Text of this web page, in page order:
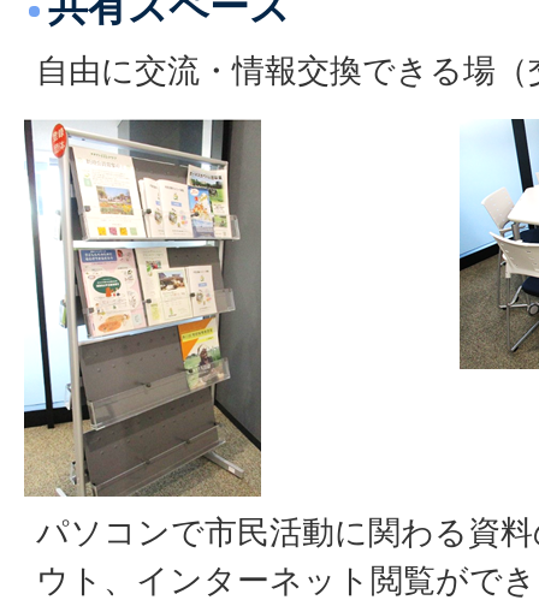
自由に交流・情報交換できる場
パソコンで市民活動に関わる資
ウト、インターネット閲覧がで